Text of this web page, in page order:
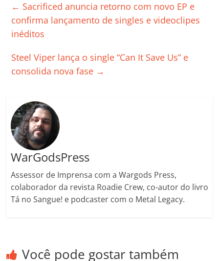
b
o
o
k
A
p
dI e
ss
Li
k
ar
h
ar
← Sacrificed anuncia retorno com novo EP e
confirma lançamento de singles e videoclipes
inéditos
Steel Viper lança o single “Can It Save Us” e
consolida nova fase →
WarGodsPress
Assessor de Imprensa com a Wargods Press,
colaborador da revista Roadie Crew, co-autor do livro
Tá no Sangue! e podcaster com o Metal Legacy.
Você pode gostar também